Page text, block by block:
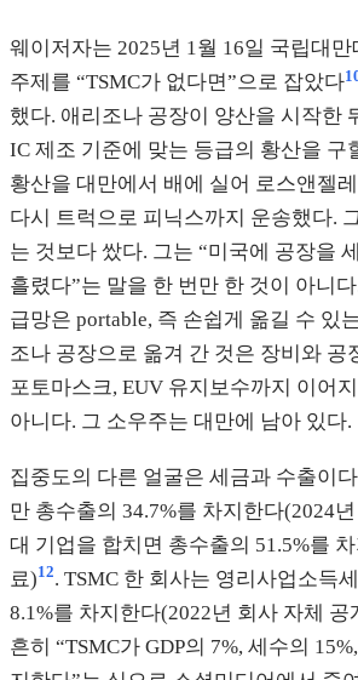
웨이저자는 2025년 1월 16일 국립대만
주제를 “TSMC가 없다면”으로 잡았다
했다. 애리조나 공장이 양산을 시작한
IC 제조 기준에 맞는 등급의 황산을 구
황산을 대만에서 배에 실어 로스앤젤
다시 트럭으로 피닉스까지 운송했다.
는 것보다 쌌다. 그는 “미국에 공장을
흘렸다”는 말을 한 번만 한 것이 아니
급망은 portable, 즉 손쉽게 옮길 수 있
조나 공장으로 옮겨 간 것은 장비와 공
포토마스크, EUV 유지보수까지 이어
아니다. 그 소우주는 대만에 남아 있다.
집중도의 다른 얼굴은 세금과 수출이
만 총수출의 34.7%를 차지한다(2024
대 기업을 합치면 총수출의 51.5%를
료)12. TSMC 한 회사는 영리사업소득
8.1%를 차지한다(2022년 회사 자체 공
흔히 “TSMC가 GDP의 7%, 세수의